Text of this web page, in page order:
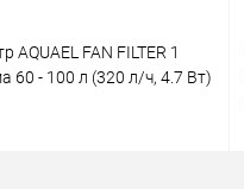
AQUAEL FAN FILTER 1
60 - 100 л (320 л/ч, 4.7 Вт)